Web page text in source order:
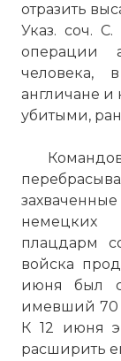
отразить
Указ. соч.
операции
человека,
англичане и
убитыми,
немецких
плацдарм
войска
июня был
имевший 70
К 12 июня
расширить